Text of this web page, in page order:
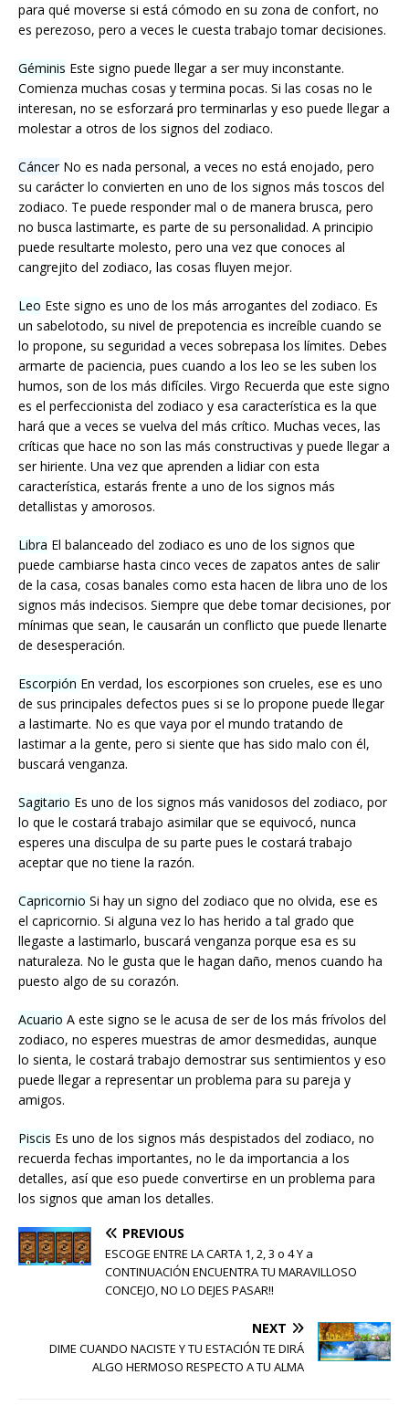
para qué moverse si está cómodo en su zona de confort, no
es perezoso, pero a veces le cuesta trabajo tomar decisiones.
Géminis Este signo puede llegar a ser muy inconstante.
Comienza muchas cosas y termina pocas. Si las cosas no le
interesan, no se esforzará pro terminarlas y eso puede llegar a
molestar a otros de los signos del zodiaco.
CáncerNo es nada personal, a veces no está enojado, pero
su carácter lo convierten en uno de los signos más toscos del
zodiaco. Te puede responder mal o de manera brusca, pero
no busca lastimarte, es parte de su personalidad. A principio
puede resultarte molesto, pero una vez que conoces al
cangrejito del zodiaco, las cosas fluyen mejor.
Leo Este signo es uno de los más arrogantes del zodiaco. Es
un sabelotodo, su nivel de prepotencia es increíble cuando se
lo propone, su seguridad a veces sobrepasa los límites. Debes
armarte de paciencia, pues cuando a los leo se les suben los
humos, son de los más difíciles. Virgo Recuerda que este signo
es el perfeccionista del zodiaco y esa característica es la que
hará que a veces se vuelva del más crítico. Muchas veces, las
críticas que hace no son las más constructivas y puede llegar a
ser hiriente. Una vez que aprenden a lidiar con esta
característica, estarás frente a uno de los signos más
detallistas y amorosos.
Libra El balanceado del zodiaco es uno de los signos que
puede cambiarse hasta cinco veces de zapatos antes de salir
de la casa, cosas banales como esta hacen de libra uno de los
signos más indecisos. Siempre que debe tomar decisiones, por
mínimas que sean, le causarán un conflicto que puede llenarte
de desesperación.
Escorpión En verdad, los escorpiones son crueles, ese es uno
de sus principales defectos pues si se lo propone puede llegar
a lastimarte. No es que vaya por el mundo tratando de
lastimar a la gente, pero si siente que has sido malo con él,
buscará venganza.
Sagitario Es uno de los signos más vanidosos del zodiaco, por
lo que le costará trabajo asimilar que se equivocó, nunca
esperes una disculpa de su parte pues le costará trabajo
aceptar que no tiene la razón.
Capricornio Si hay un signo del zodiaco que no olvida, ese es
el capricornio. Si alguna vez lo has herido a tal grado que
llegaste a lastimarlo, buscará venganza porque esa es su
naturaleza. No le gusta que le hagan daño, menos cuando ha
puesto algo de su corazón.
Acuario A este signo se le acusa de ser de los más frívolos del
zodiaco, no esperes muestras de amor desmedidas, aunque
lo sienta, le costará trabajo demostrar sus sentimientos y eso
puede llegar a representar un problema para su pareja y
amigos.
Piscis Es uno de los signos más despistados del zodiaco, no
recuerda fechas importantes, no le da importancia a los
detalles, así que eso puede convertirse en un problema para
los signos que aman los detalles.
PREVIOUS
ESCOGE ENTRE LA CARTA 1, 2, 3 o 4 Y a
CONTINUACIÓN ENCUENTRA TU MARAVILLOSO
CONCEJO, NO LO DEJES PASAR!!
NEXT
DIME CUANDO NACISTE Y TU ESTACIÓN TE DIRÁ
ALGO HERMOSO RESPECTO A TU ALMA